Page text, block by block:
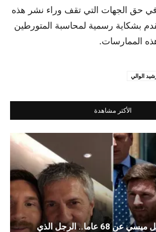
حق الجهات التي تقف وراء نشر هذه
بشكاية رسمية لمحاسبة المتورطين
الممارسات.
الوالي
الأكثر مشاهدة
رحيل والد ليونيل ميسي عن 68 عاما.. الرجل الذي